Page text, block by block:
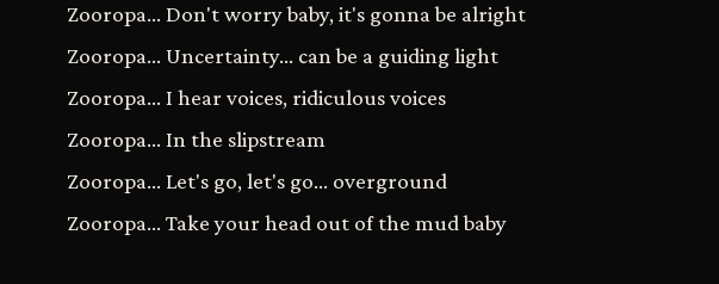
Zooropa... Don't worry baby, it's gonna be alright
Zooropa... Uncertainty... can be a guiding light
Zooropa... I hear voices, ridiculous voices
Zooropa... In the slipstream
Zooropa... Let's go, let's go... overground
Zooropa... Take your head out of the mud baby